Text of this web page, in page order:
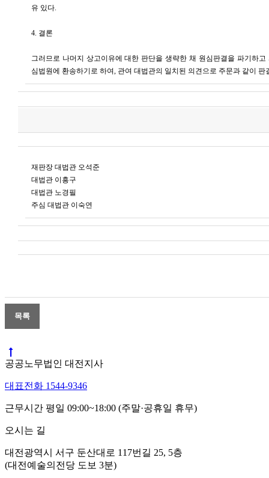
유 있다.
4. 결론
그러므로 나머지 상고이유에 대한 판단을 생략한 채 원심판결을 파기하고
심법원에 환송하기로 하여, 관여 대법관의 일치된 의견으로 주문과 같이 판
재판장 대법관 오석준
대법관 이흥구
대법관 노경필
주심 대법관 이숙연
공공노무법인 대전지사
대표전화 1544-9346
근무시간 평일 09:00~18:00 (주말·공휴일 휴무)
오시는 길
대전광역시 서구 둔산대로 117번길 25, 5층
(대전예술의전당 도보 3분)